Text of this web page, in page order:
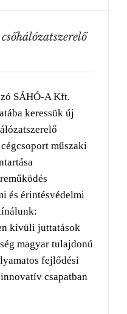
SÁHÓ-A Kft.
keressük új
műszaki
és érintésvédelmi
kívüli juttatások
magyar tulajdonú
fejlődési
csapatban